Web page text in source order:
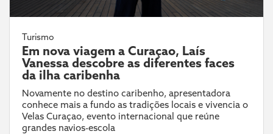
Turismo
Em nova viagem a Curaçao, Laís
Vanessa descobre as diferentes faces
da ilha caribenha
Novamente no destino caribenho, apresentadora
conhece mais a fundo as tradições locais e vivencia o
Velas Curaçao, evento internacional que reúne
grandes navios-escola